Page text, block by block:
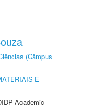
(Câmpus
E
Academic